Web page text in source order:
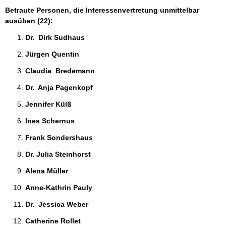
Betraute Personen, die Interessenvertretung unmittelbar
ausüben (22):
Dr.  Dirk Sudhaus
Jürgen Quentin
Claudia  Bredemann
Dr.  Anja Pagenkopf
Jennifer Külß
Ines Schernus
Frank Sondershaus
Dr. Julia Steinhorst
Alena Müller
Anne-Kathrin Pauly
Dr.  Jessica Weber
Catherine Rollet